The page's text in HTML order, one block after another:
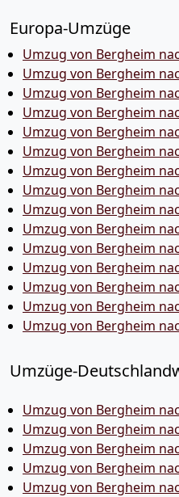
Europa-Umzüge
Umzug von Bergheim
Umzug von Bergheim
Umzug von Bergheim
Umzug von Bergheim
Umzug von Bergheim
Umzug von Bergheim
Umzug von Bergheim
Umzug von Bergheim
Umzug von Bergheim
Umzug von Bergheim
Umzug von Bergheim
Umzug von Bergheim
Umzug von Bergheim
Umzug von Bergheim
Umzug von Bergheim
Umzüge-
Umzug von Bergheim
Umzug von Bergheim
Umzug von Bergheim
Umzug von Bergheim
Umzug von Bergheim